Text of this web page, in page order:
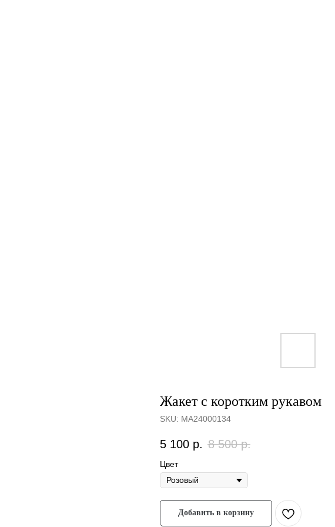
Жакет с коротким рукавом
SKU: МА24000134
5 100 р. 8 500 р.
Цвет
Добавить в корзину